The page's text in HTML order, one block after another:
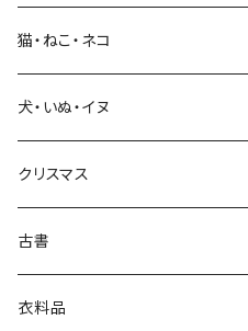
生活・暮らし
芸術・絵画・写真
絵本・児童書
娯楽・エンターテインメント
猫・ねこ・ネコ
犬・いぬ・イヌ
クリスマス
古書
古書セット
衣料品